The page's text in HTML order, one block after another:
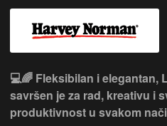
💻🌈 Fleksibilan i elegantan,
savršen je za rad, kreativu i
produktivnost u svakom